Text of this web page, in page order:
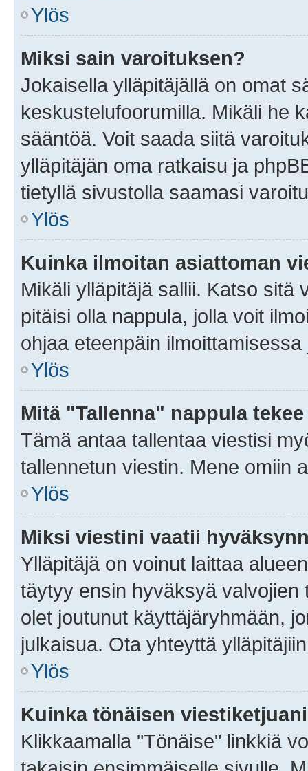
Ylös
Miksi sain varoituksen?
Jokaisella ylläpitäjällä on omat
keskustelufoorumilla. Mikäli he
sääntöä. Voit saada siitä
ylläpitäjän oma ratkaisu ja
tietyllä sivustolla saamasi
Ylös
Kuinka ilmoitan asiattoman
Mikäli ylläpitäjä sallii. Katso sitä
pitäisi olla nappula, jolla voit
ohjaa eteenpäin
Ylös
Mitä "Tallenna" nappula
Tämä antaa tallentaa viestisi
tallennetun viestin. Mene omiin
Ylös
Miksi viestini vaatii
Ylläpitäjä on voinut laittaa
täytyy ensin hyväksyä
olet joutunut käyttäjäryhmään,
julkaisua. Ota yhteyttä
Ylös
Kuinka tönäisen
Klikkaamalla "Tönäise" linkkiä